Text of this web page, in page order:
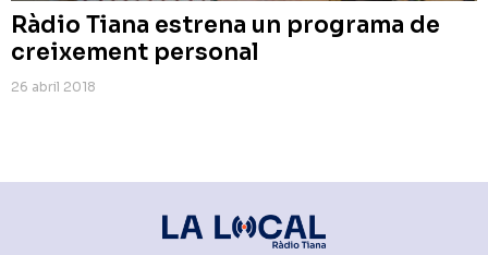
Ràdio Tiana estrena un programa de
creixement personal
26 abril 2018